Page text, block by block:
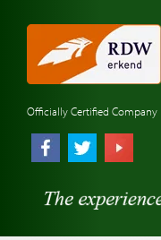
Classic cars Nederland
Officially Certified Company